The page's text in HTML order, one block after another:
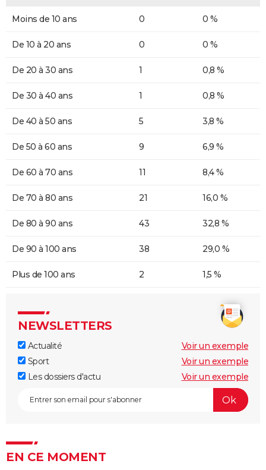
Moins de 10 ans 0 0 %
De 10 à 20 ans 0 0 %
De 20 à 30 ans 1 0,8 %
De 30 à 40 ans 1 0,8 %
De 40 à 50 ans 5 3,8 %
De 50 à 60 ans 9 6,9 %
De 60 à 70 ans 11 8,4 %
De 70 à 80 ans 21 16,0 %
De 80 à 90 ans 43 32,8 %
De 90 à 100 ans 38 29,0 %
Plus de 100 ans 2 1,5 %
NEWSLETTERS
Actualité
Voir un exemple
Sport
Voir un exemple
Les dossiers d'actu
Voir un exemple
EN CE MOMENT